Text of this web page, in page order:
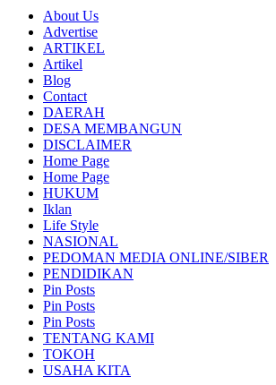
About Us
Advertise
ARTIKEL
Artikel
Blog
Contact
DAERAH
DESA MEMBANGUN
DISCLAIMER
Home Page
Home Page
HUKUM
Iklan
Life Style
NASIONAL
PEDOMAN MEDIA ONLINE/SIBER
PENDIDIKAN
Pin Posts
Pin Posts
Pin Posts
TENTANG KAMI
TOKOH
USAHA KITA